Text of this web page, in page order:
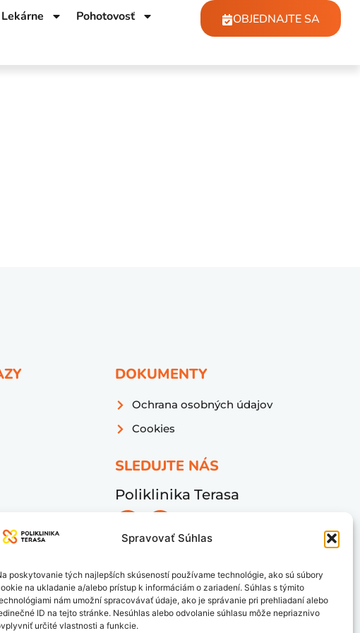
Spravovať Súhlas
poskytovanie tých najlepších skúseností používame technológie, ako sú súbory
na ukladanie a/alebo prístup k informáciám o zariadení. Súhlas s týmito
nám umožní spracovávať údaje, ako je správanie pri prehliadaní alebo
ID na tejto stránke. Nesúhlas alebo odvolanie súhlasu môže nepriaznivo
určité vlastnosti a funkcie.
Lekárne Pohotovosť OBJEDNAJTE SA
DOKUMENTY
Ochrana osobných údajov
Cookies
SLEDUJTE NÁS
Poliklinika Terasa
11 Košice